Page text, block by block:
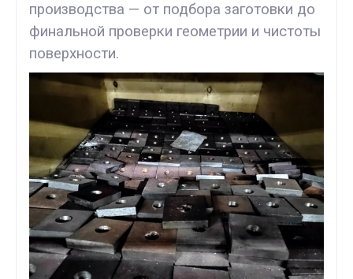
производства — от подбора заготовки до
финальной проверки геометрии и чистоты
поверхности.